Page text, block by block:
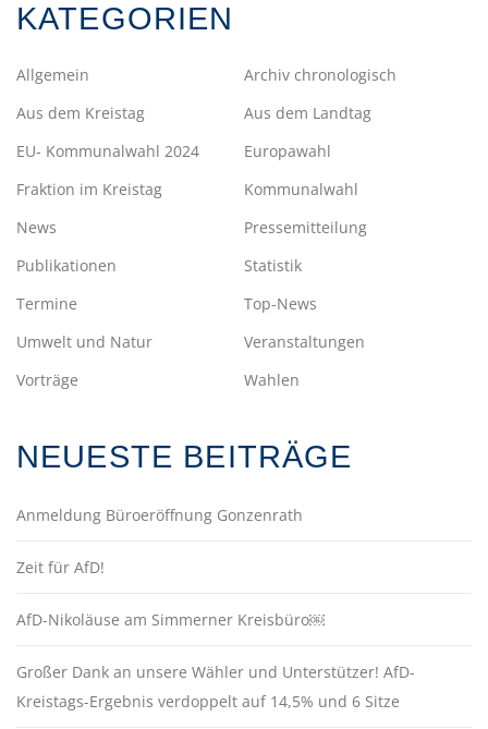
KATEGORIEN
Allgemein
Archiv chronologisch
Aus dem Kreistag
Aus dem Landtag
EU- Kommunalwahl 2024
Europawahl
Fraktion im Kreistag
Kommunalwahl
News
Pressemitteilung
Publikationen
Statistik
Termine
Top-News
Umwelt und Natur
Veranstaltungen
Vorträge
Wahlen
NEUESTE BEITRÄGE
Anmeldung Büroeröffnung Gonzenrath
Zeit für AfD!
AfD-Nikoläuse am Simmerner Kreisbüro￼
Großer Dank an unsere Wähler und Unterstützer! AfD-
Kreistags-Ergebnis verdoppelt auf 14,5% und 6 Sitze